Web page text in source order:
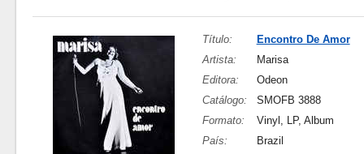
Título:
Encontro De Amor
Artista:
Marisa
Editora:
Odeon
Catálogo:
SMOFB 3888
Formato:
Vinyl, LP, Album
País:
Brazil